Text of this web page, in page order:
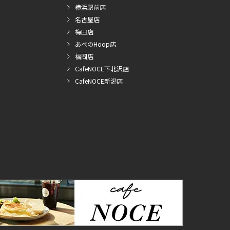
横浜駅前店
名古屋店
梅田店
あべのHoop店
福岡店
CafeNOCE下北沢店
CafeNOCE新潟店